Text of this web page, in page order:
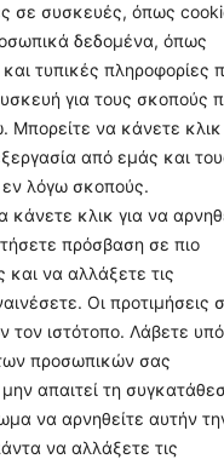
σε συσκευές, όπως
δεδομένα, όπως
τυπικές πληροφορίες
για τους σκοπούς
Μπορείτε να κάνετε κλικ
από εμάς και
εν λόγω σκοπούς.
κάνετε κλικ για να
πρόσβαση σε πιο
και να αλλάξετε τις
Οι προτιμήσεις
τον ιστότοπο. Λάβετε
προσωπικών σας
απαιτεί τη
να αρνηθείτε αυτήν
να αλλάξετε τις